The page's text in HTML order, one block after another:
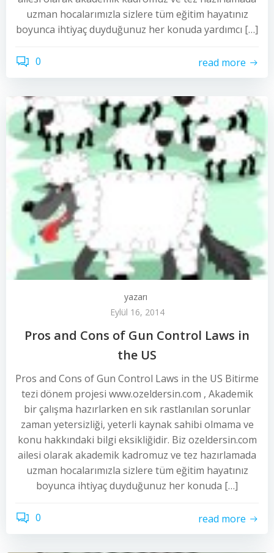
uzman hocalarımızla sizlere tüm eğitim hayatınız
boyunca ihtiyaç duyduğunuz her konuda yardımcı […]
0 read more
yazarı
Eylül 16, 2014
Pros and Cons of Gun Control Laws in
the US
Pros and Cons of Gun Control Laws in the US Bitirme
tezi dönem projesi www.ozeldersin.com , Akademik
bir çalışma hazırlarken en sık rastlanılan sorunlar
zaman yetersizliği, yeterli kaynak sahibi olmama ve
konu hakkındaki bilgi eksikliğidir. Biz ozeldersin.com
ailesi olarak akademik kadromuz ve tez hazırlamada
uzman hocalarımızla sizlere tüm eğitim hayatınız
boyunca ihtiyaç duyduğunuz her konuda […]
0 read more